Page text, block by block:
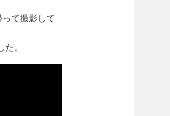
て撮影して
。